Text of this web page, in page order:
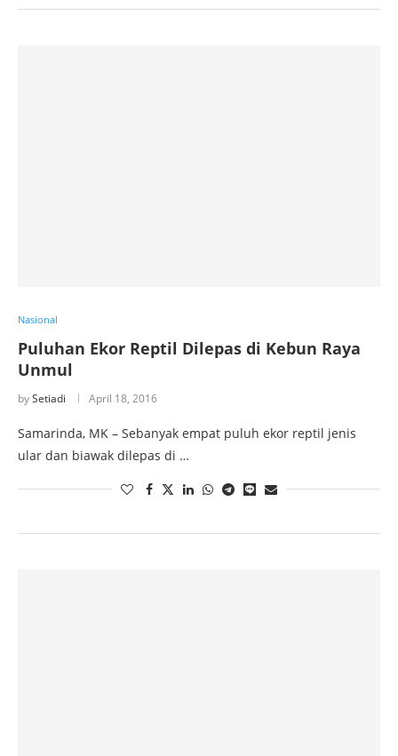
Nasional
Puluhan Ekor Reptil Dilepas di Kebun Raya
Unmul
bySetiadi April 18, 2016
Samarinda, MK – Sebanyak empat puluh ekor reptil jenis
ular dan biawak dilepas di …